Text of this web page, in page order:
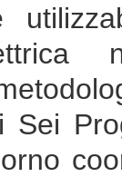
Sei